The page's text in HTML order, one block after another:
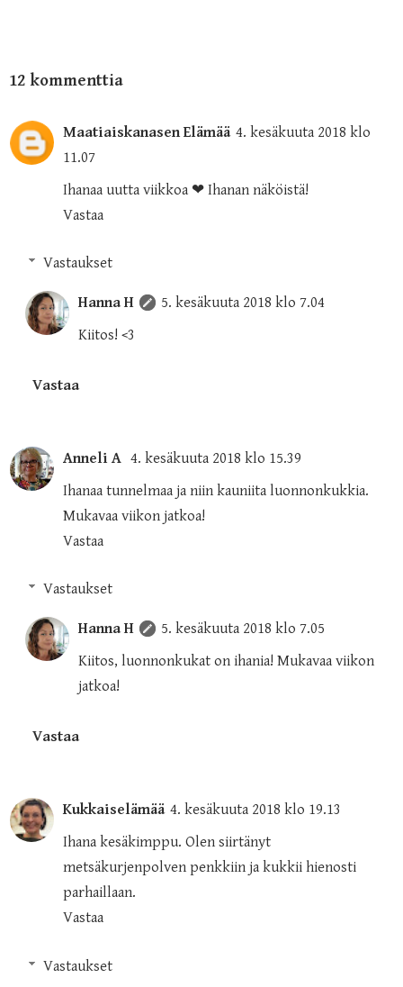
12 kommenttia
Maatiaiskanasen Elämää 4. kesäkuuta 2018 klo
11.07
Ihanaa uutta viikkoa ❤ Ihanan näköistä!
Vastaa
Vastaukset
Hanna H
5. kesäkuuta 2018 klo 7.04
Kiitos! <3
Vastaa
Anneli A 4. kesäkuuta 2018 klo 15.39
Ihanaa tunnelmaa ja niin kauniita luonnonkukkia.
Mukavaa viikon jatkoa!
Vastaa
Vastaukset
Hanna H
5. kesäkuuta 2018 klo 7.05
Kiitos, luonnonkukat on ihania! Mukavaa viikon
jatkoa!
Vastaa
Kukkaiselämää 4. kesäkuuta 2018 klo 19.13
Ihana kesäkimppu. Olen siirtänyt
metsäkurjenpolven penkkiin ja kukkii hienosti
parhaillaan.
Vastaa
Vastaukset